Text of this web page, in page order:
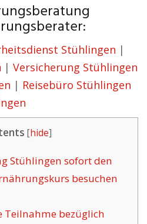
Stühlingen |
| Versicherung Stühlingen
| Reisebüro Stühlingen
[hide]
Stühlingen sofort den
besuchen
Teilnahme bezüglich